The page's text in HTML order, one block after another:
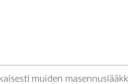
muiden